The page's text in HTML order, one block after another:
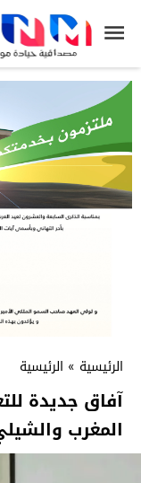
الرئيسية » الرئيسية
آفاق جديدة
المغرب